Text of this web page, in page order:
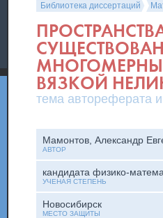
Библиотека диссертаций
ВЯЗКОЙ
тема автореферата
Мамонтов, Александр
АВТОР
кандидата физико-
УЧЕНАЯ СТЕПЕНЬ
Новосибирск
МЕСТО ЗАЩИТЫ